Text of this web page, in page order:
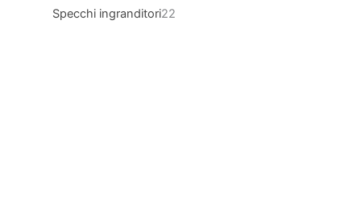
Specchi ingranditori22